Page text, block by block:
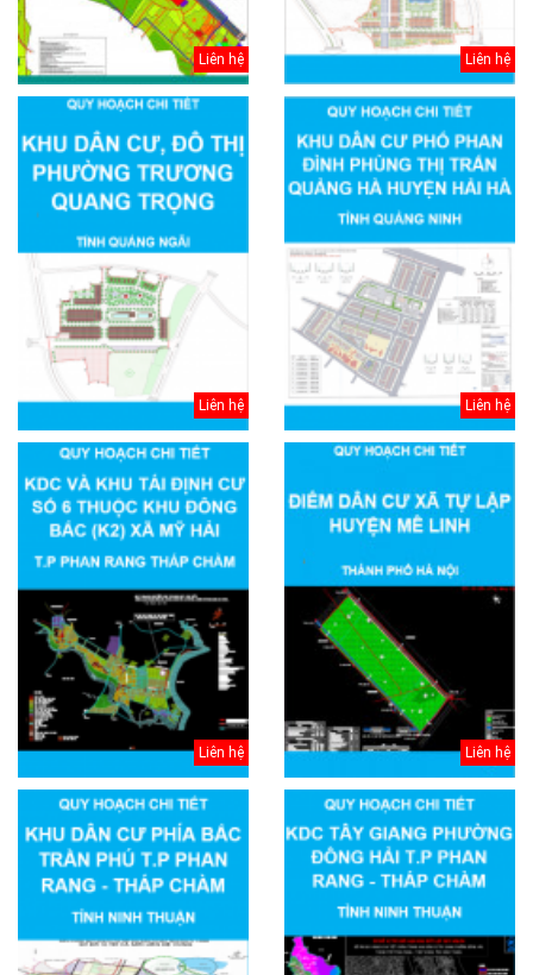
Liên hệ Liên hệ
Liên hệ Liên hệ
Liên hệ Liên hệ